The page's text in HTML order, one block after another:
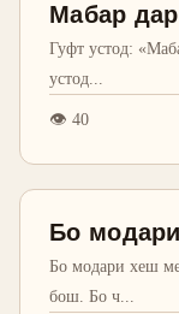
Мабар
Гуфт устод:
устод
👁 40
Бо
Бо модари хеш
бош. Бо ч